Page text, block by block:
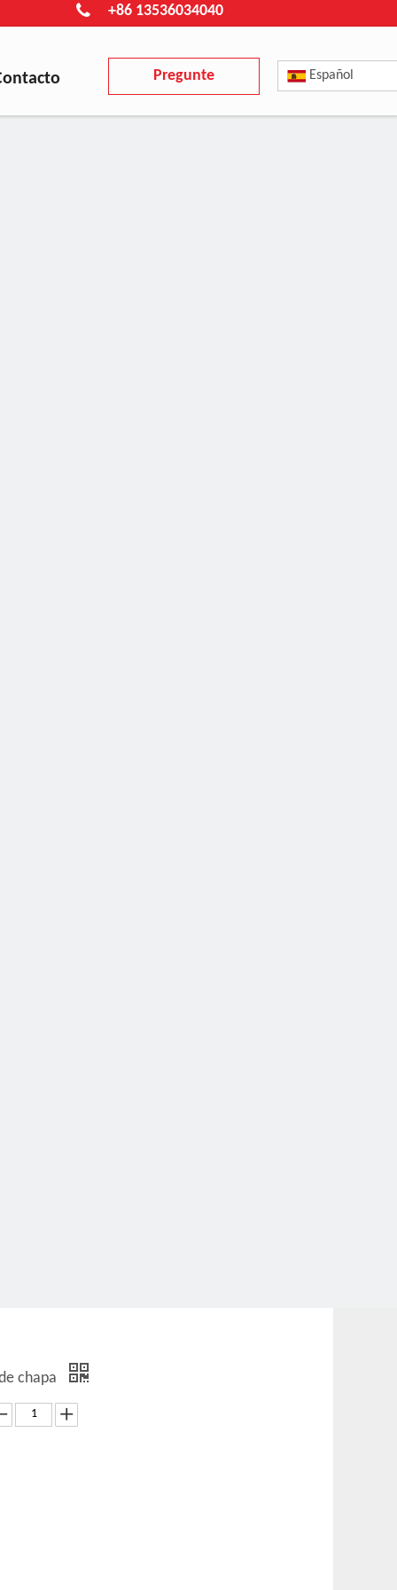
+86 13536034040
Pregunte
ahora
Español
chapa